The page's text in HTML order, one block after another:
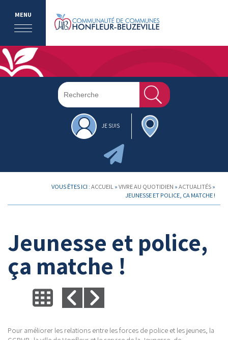
MENU
JE SUIS
VOUS ÊTES ICI :ACCUEIL»VIVRE AU QUOTIDIEN »ACTUALITÉS»
JEUNESSE ET POLICE, ÇA MATCHE !
Jeunesse et police,
ça matche !
Pour améliorer les relations entre les forces de police et les jeunes, la